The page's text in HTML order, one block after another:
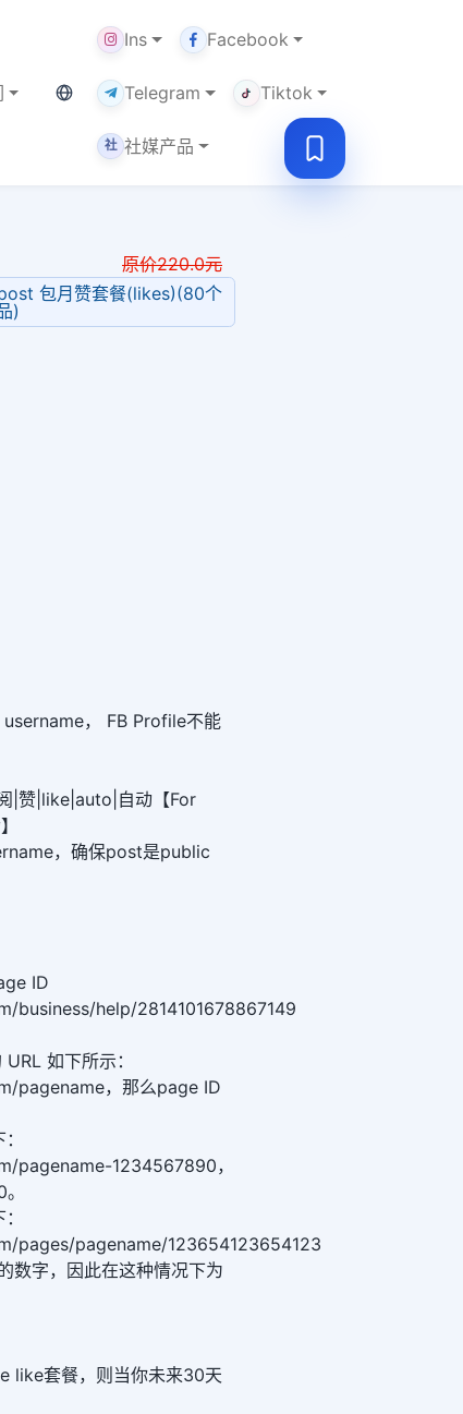
当前语言：中文
Ins Facebook
Telegram Tiktok
社 社媒产品
原价220.0元
包月赞套餐(likes)(80个
)
， FB Profile不能
|赞|like|auto|自动【For
，确保post是public
ID
business/help/2814101678867149
如下所示：
pagename，那么page ID
pagename-1234567890，
pages/pagename/123654123654123
数字，因此在这种情况下为
like套餐，则当你未来30天